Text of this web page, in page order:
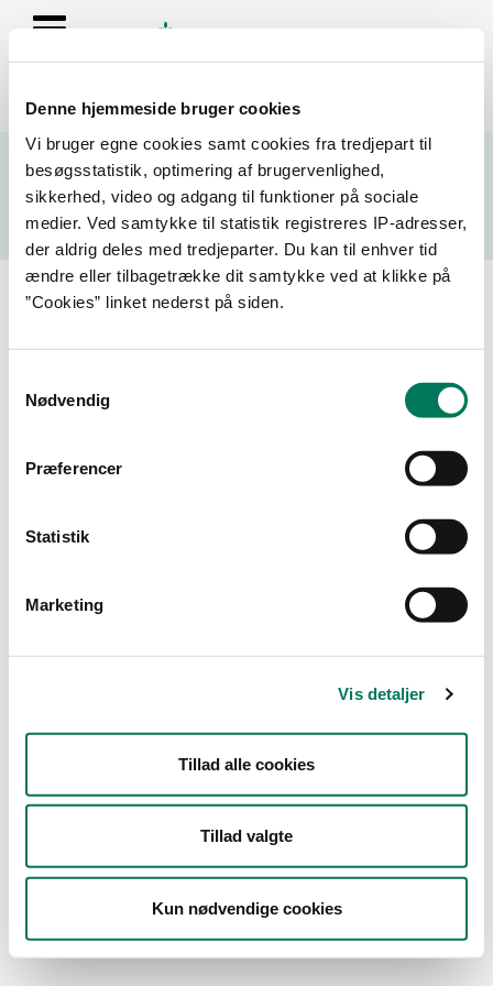
Denne hjemmeside bruger cookies
Vi bruger egne cookies samt cookies fra tredjepart til
besøgsstatistik, optimering af brugervenlighed,
sikkerhed, video og adgang til funktioner på sociale
medier. Ved samtykke til statistik registreres IP-adresser,
der aldrig deles med tredjeparter. Du kan til enhver tid
ændre eller tilbagetrække dit samtykke ved at klikke på
”Cookies” linket nederst på siden.
Nødvendig
Præferencer
Statistik
Marketing
Vis detaljer
Tillad alle cookies
Tillad valgte
Kun nødvendige cookies
Se resultater fra fødevarekontrollen og virksomhedernes seneste
fire kontrolrapporter
Søg
Søg på adresse, postnummer, by, firmanavn
Resultater for "20233907"
Filtrer din søgning
Type
Branche
Lagre og grossister uden
Måned